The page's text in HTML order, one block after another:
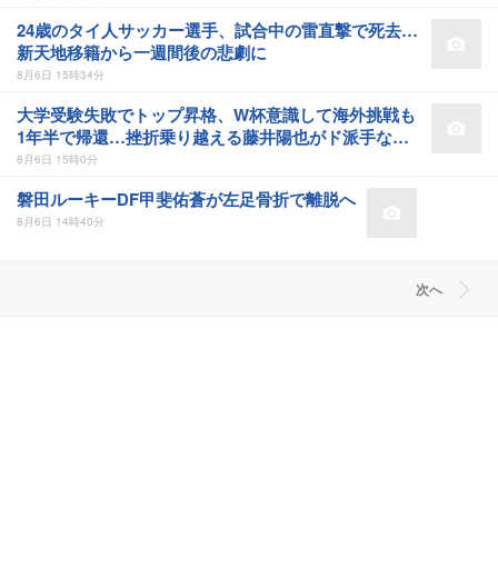
24歳のタイ人サッカー選手、試合中の雷直撃で死去…
新天地移籍から一週間後の悲劇に
8月6日 15時34分
大学受験失敗でトップ昇格、W杯意識して海外挑戦も
1年半で帰還…挫折乗り越える藤井陽也がド派手なチ
ームに変貌した名古屋を守備で支える
8月6日 15時0分
磐田ルーキーDF甲斐佑蒼が左足骨折で離脱へ
8月6日 14時40分
次へ